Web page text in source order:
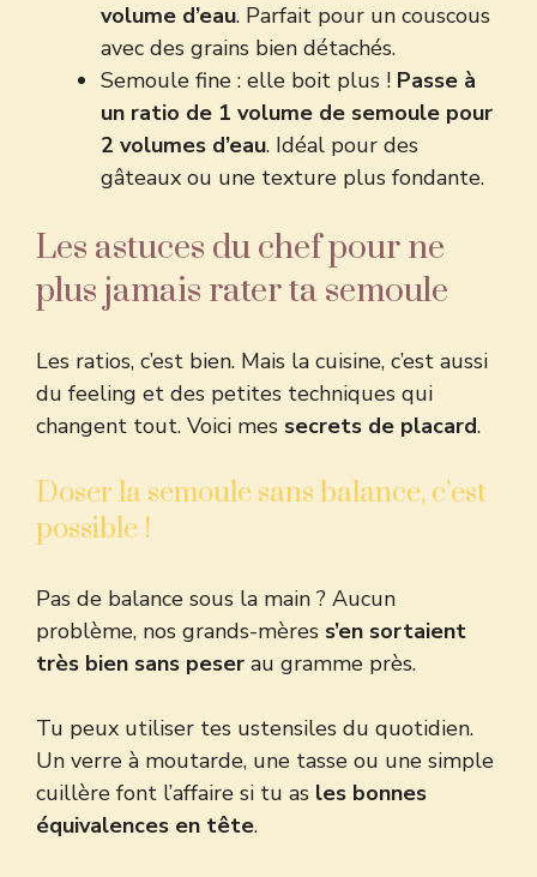
volume d’eau. Parfait pour un couscous
avec des grains bien détachés.
Semoule fine : elle boit plus ! Passe à
un ratio de 1 volume de semoule pour
2 volumes d’eau. Idéal pour des
gâteaux ou une texture plus fondante.
Les astuces du chef pour ne
plus jamais rater ta semoule
Les ratios, c’est bien. Mais la cuisine, c’est aussi
du feeling et des petites techniques qui
changent tout. Voici mes secrets de placard.
Doser la semoule sans balance, c’est
possible !
Pas de balance sous la main ? Aucun
problème, nos grands-mères s’en sortaient
très bien sans peser au gramme près.
Tu peux utiliser tes ustensiles du quotidien.
Un verre à moutarde, une tasse ou une simple
cuillère font l’affaire si tu as les bonnes
équivalences en tête.